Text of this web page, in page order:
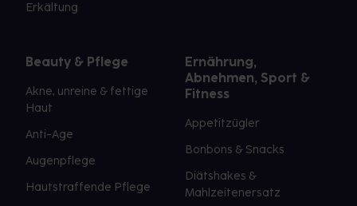
Erkältung
Beauty & Pflege
Akne, unreine & fettige
Haut
Anti-Age
Augenpflege
Hautstraffende Pflege
Ernährung,
Abnehmen, Sport &
Fitness
Appetitzügler
Bonbons & Snacks
Diätshakes &
Mahlzeitenersatz